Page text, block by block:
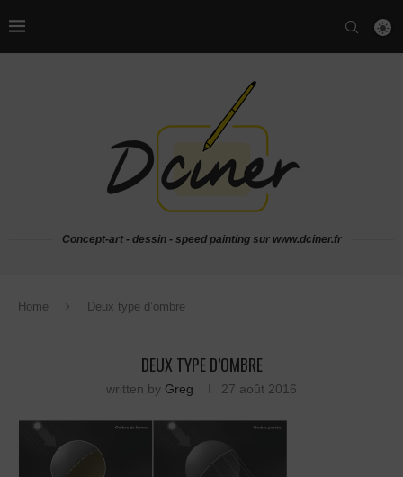
Concept-art - dessin - speed painting sur www.dciner.fr
Home Deux type d’ombre
DEUX TYPE D’OMBRE
written by Greg 27 août 2016